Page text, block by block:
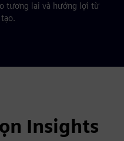
tương lai và hưởng lợi từ
Insights